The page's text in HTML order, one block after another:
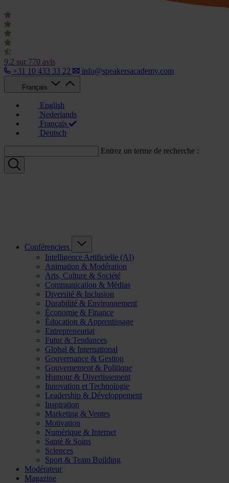
9.2 sur 770 avis
+31 10 433 33 22
info@speakersacademy.com
Français
English
Nederlands
Français
Deutsch
Entrez un terme de recherche :
Conférenciers
Intelligence Artificielle (AI)
Animation & Modération
Arts, Culture & Société
Communication & Médias
Diversité & Inclusion
Durabilité & Environnement
Économie & Finance
Éducation & Apprentissage
Entrepreneuriat
Futur & Tendances
Global & International
Gouvernance & Gestion
Gouvernement & Politique
Humour & Divertissement
Innovation et Technologie
Leadership & Développement
Inspiration
Marketing & Ventes
Motivation
Numérique & Internet
Santé & Soins
Sciences
Sport & Team Building
Modérateur
Magazine